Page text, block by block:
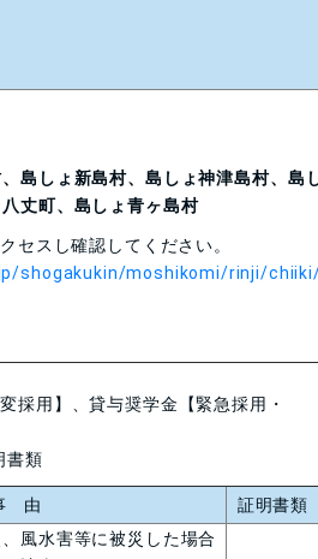
、島しょ新島村、島しょ神津島村、島
丈町、島しょ青ヶ島村
セスし確認してください。
shogakukin/moshikomi/rinji/
採用】、貸与奨学金【緊急採用・
書類
由
証明書類
風水害等に被災した場合